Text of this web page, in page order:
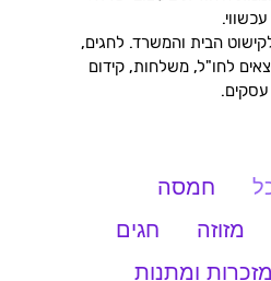
עכשווי.
הבית והמשרד. לחגים,
לחו"ל, משלחות, קידום
עסקים.
חמסה
מזוזה
חגים
מזכרות ומתנות